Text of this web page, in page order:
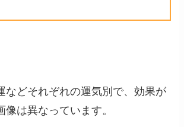
などそれぞれの運気別で、効果が
像は異なっています。